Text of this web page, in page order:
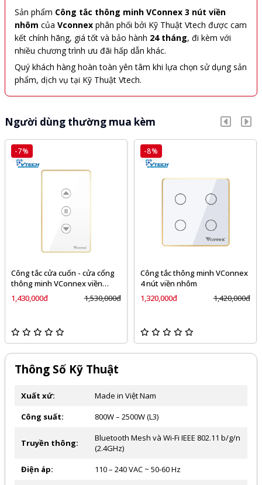
Sản phẩm Công tắc thông minh VConnex 3 nút viền
nhôm của Vconnex phân phối bởi Kỹ Thuật Vtech được cam
kết chính hãng, giá tốt và bảo hành 24 tháng, đi kèm với
nhiều chương trình ưu đãi hấp dẫn khác.
Quý khách hàng hoàn toàn yên tâm khi lựa chọn sử dụng sản
phẩm, dịch vụ tại Kỹ Thuật Vtech.
Người dùng thường mua kèm
-7%
Công tắc cửa cuốn - cửa cổng
thông minh VConnex viền
nhôm
1,430,000đ 1,530,000đ
-8%
Công tắc thông minh VConnex
4 nút viền nhôm
1,320,000đ
1,420,000đ
Thông Số Kỹ Thuật
Xuất xứ:
Made in Việt Nam
Công suất:
800W – 2500W (L3)
Truyền thông:
Bluetooth Mesh và Wi-Fi IEEE 802.11 b/g/n
(2.4GHz)
Điện áp:
110 – 240 VAC ~ 50-60 Hz